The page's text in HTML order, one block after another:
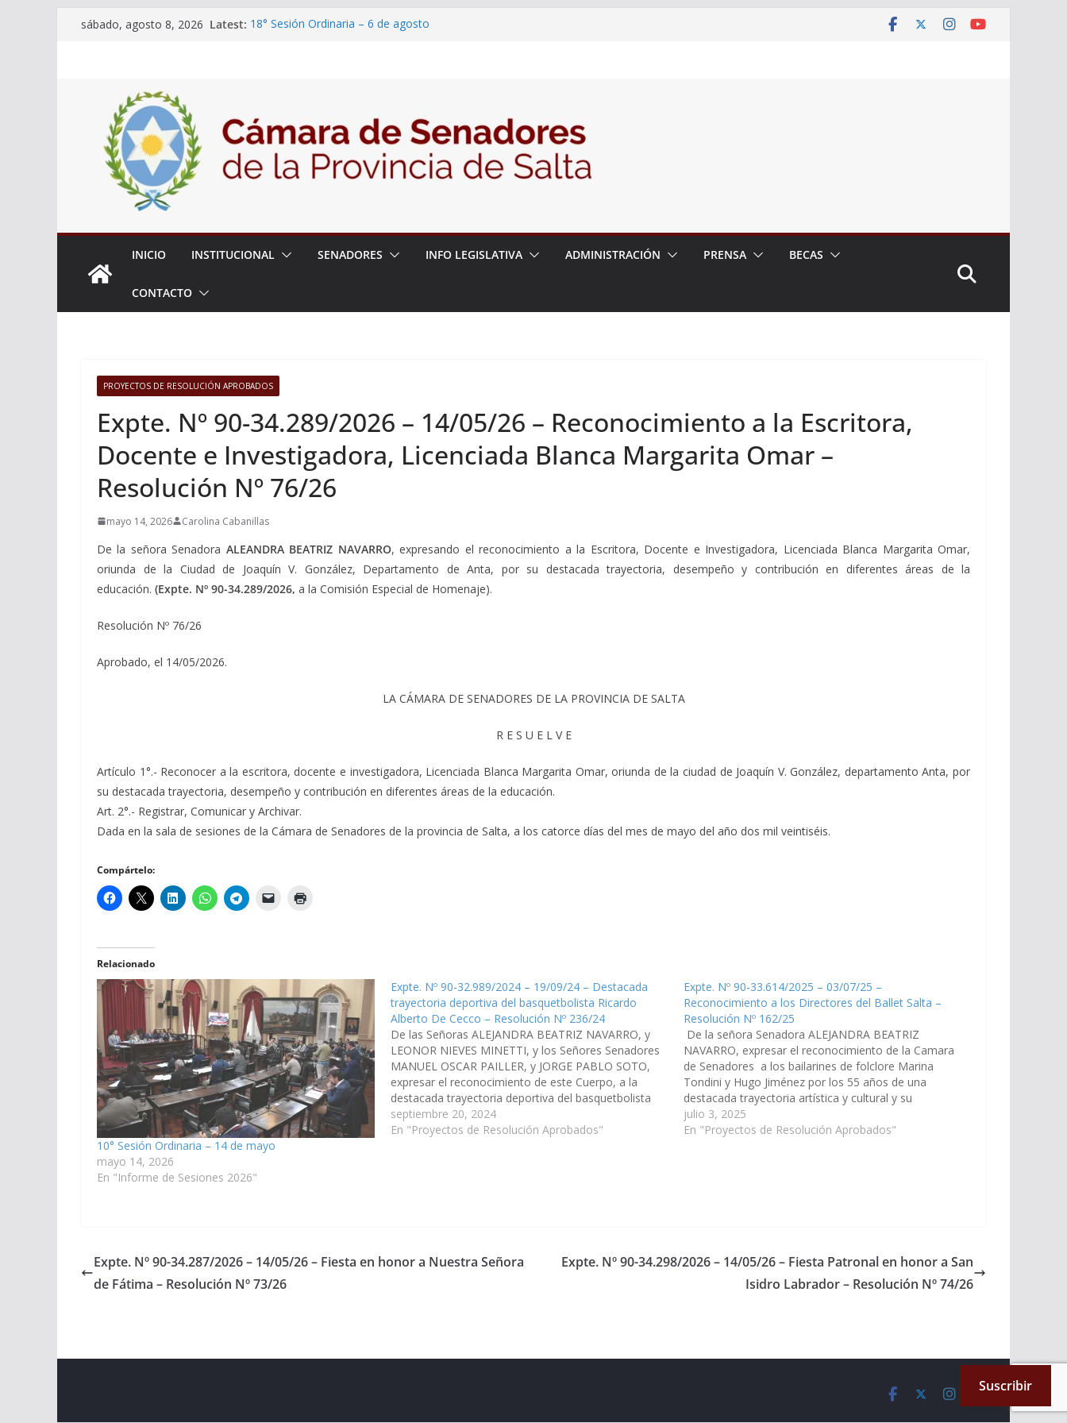
sábado, agosto 8, 2026 Latest: 18° Sesión Ordinaria – 6 de agosto
Expte. Nº 90-34.516/2026 – 06/08/26 – Créase el Ente Salteño
de Protección y Control Vegetal
INICIO INSTITUCIONAL SENADORES INFO LEGISLATIVA ADMINISTRACIÓN PRENSA BECAS
CONTACTO
PROYECTOS DE RESOLUCIÓN APROBADOS
Expte. Nº 90-34.289/2026 – 14/05/26 – Reconocimiento a la Escritora,
Docente e Investigadora, Licenciada Blanca Margarita Omar –
Resolución Nº 76/26
mayo 14, 2026 Carolina Cabanillas
De la señora Senadora ALEANDRA BEATRIZ NAVARRO, expresando el reconocimiento a la Escritora, Docente e Investigadora, Licenciada Blanca Margarita Omar,
oriunda de la Ciudad de Joaquín V. González, Departamento de Anta, por su destacada trayectoria, desempeño y contribución en diferentes áreas de la
educación. (Expte. Nº 90-34.289/2026, a la Comisión Especial de Homenaje).
Resolución Nº 76/26
Aprobado, el 14/05/2026.
LA CÁMARA DE SENADORES DE LA PROVINCIA DE SALTA
R E S U E L V E
Artículo 1°.- Reconocer a la escritora, docente e investigadora, Licenciada Blanca Margarita Omar, oriunda de la ciudad de Joaquín V. González, departamento Anta, por
su destacada trayectoria, desempeño y contribución en diferentes áreas de la educación.
Art. 2°.- Registrar, Comunicar y Archivar.
Dada en la sala de sesiones de la Cámara de Senadores de la provincia de Salta, a los catorce días del mes de mayo del año dos mil veintiséis.
Compártelo:
Relacionado
10° Sesión Ordinaria – 14 de mayo
mayo 14, 2026
En "Informe de Sesiones 2026"
Expte. Nº 90-32.989/2024 – 19/09/24 – Destacada
trayectoria deportiva del basquetbolista Ricardo
Alberto De Cecco – Resolución Nº 236/24
De las Señoras ALEJANDRA BEATRIZ NAVARRO, y
LEONOR NIEVES MINETTI, y los Señores Senadores
MANUEL OSCAR PAILLER, y JORGE PABLO SOTO,
expresar el reconocimiento de este Cuerpo, a la
destacada trayectoria deportiva del basquetbolista
Ricardo Alberto De Cecco, en pro del afianzamiento
de los valores deportivos de nuestra Provincia y…
septiembre 20, 2024
En "Proyectos de Resolución Aprobados"
Expte. Nº 90-33.614/2025 – 03/07/25 –
Reconocimiento a los Directores del Ballet Salta –
Resolución Nº 162/25
De la señora Senadora ALEJANDRA BEATRIZ
NAVARRO, expresar el reconocimiento de la Camara
de Senadores a los bailarines de folclore Marina
Tondini y Hugo Jiménez por los 55 años de una
destacada trayectoria artística y cultural y su
invaluable contribución en la difusión de las danzas
folclóricas de la provincia de…
julio 3, 2025
En "Proyectos de Resolución Aprobados"
Expte. Nº 90-34.287/2026 – 14/05/26 – Fiesta en honor a Nuestra Señora
de Fátima – Resolución Nº 73/26
Expte. Nº 90-34.298/2026 – 14/05/26 – Fiesta Patronal en honor a San
Isidro Labrador – Resolución Nº 74/26
Suscribir